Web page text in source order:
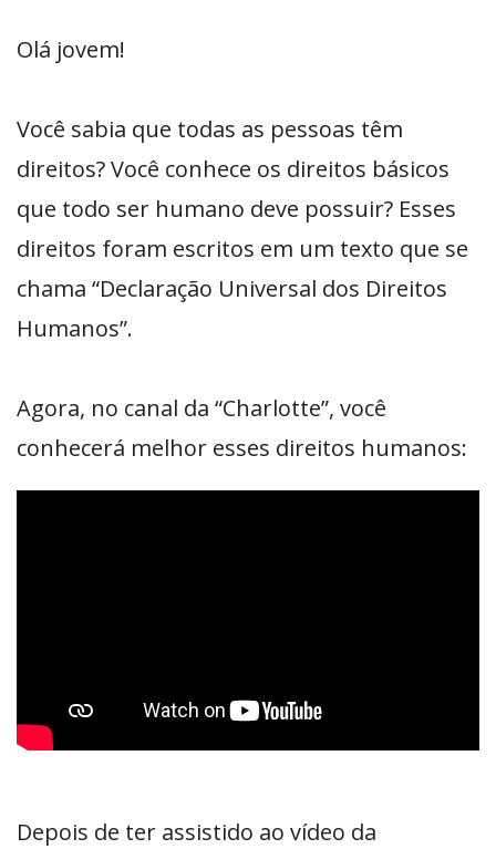
Olá jovem!
Você sabia que todas as pessoas têm
direitos? Você conhece os direitos básicos
que todo ser humano deve possuir? Esses
direitos foram escritos em um texto que se
chama “Declaração Universal dos Direitos
Humanos”.
Agora, no canal da “Charlotte”, você
conhecerá melhor esses direitos humanos:
Depois de ter assistido ao vídeo da